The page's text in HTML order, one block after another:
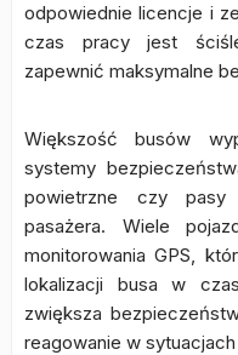
odpowiednie licencje i
czas pracy jest
zapewnić maksymalne
Większość busów
systemy
powietrzne czy pasy
pasażera. Wiele
monitorowania GPS,
lokalizacji busa w
zwiększa
reagowanie w